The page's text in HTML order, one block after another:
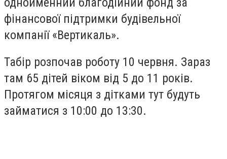
фінансової підтримки будівельної
компанії «Вертикаль».
Табір розпочав роботу 10 червня. Зараз
там 65 дітей віком від 5 до 11 років.
Протягом місяця з дітками тут будуть
займатися з 10:00 до 13:30.